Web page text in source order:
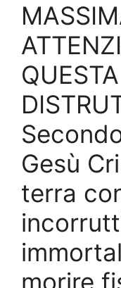
Gesù
terra
morire